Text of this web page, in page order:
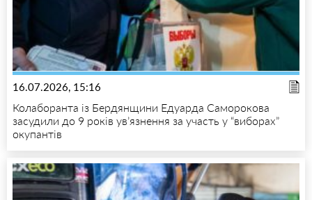
16.07.2026, 15:16
Колаборанта із Бердянщини Едуарда Саморокова
засудили до 9 років ув’язнення за участь у “виборах”
окупантів